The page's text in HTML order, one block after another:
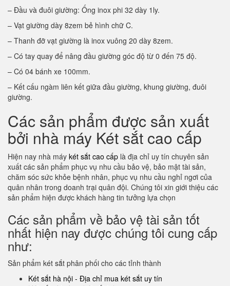
– Đầu và đuôi giường: Ống inox phi 32 dày 1ly.
– Vạt giường dày 8zem bẻ hình chữ C.
– Thanh đỡ vạt giường là inox vuông 20 dày 8zem.
– Có tay quay để nâng đầu giường góc độ từ 0 đến 75 độ.
– Có 04 bánh xe 100mm.
– Kết cấu ngàm liên kết giữa đầu giường, khung giường, đuôi
giường.
Các sản phẩm được sản xuất
bởi nhà máy Két sắt cao cấp
Hiện nay nhà máy két sắt cao cấp là địa chỉ uy tín chuyên sản
xuất các sản phẩm phục vụ nhu cầu bảo vệ, bảo mật tài sản,
chăm sóc sức khỏe bệnh nhân, phục vụ nhu cầu nghỉ ngơi của
quân nhân trong doanh trại quân đội. Chúng tôi xin giới thiệu các
sản phẩm hiện được khách hàng tin tưởng lựa chọn
Các sản phẩm về bảo vệ tài sản tốt
nhất hiện nay được chúng tôi cung cấp
như:
Sản phẩm két sắt phân phối cho các tỉnh thành
Két sắt hà nội - Địa chỉ mua két sắt uy tín